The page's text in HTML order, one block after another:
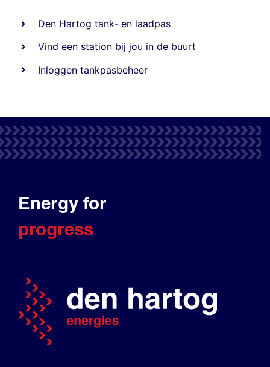
Den Hartog tank- en laadpas
Vind een station bij jou in de buurt
Inloggen tankpasbeheer
Energy for
progress